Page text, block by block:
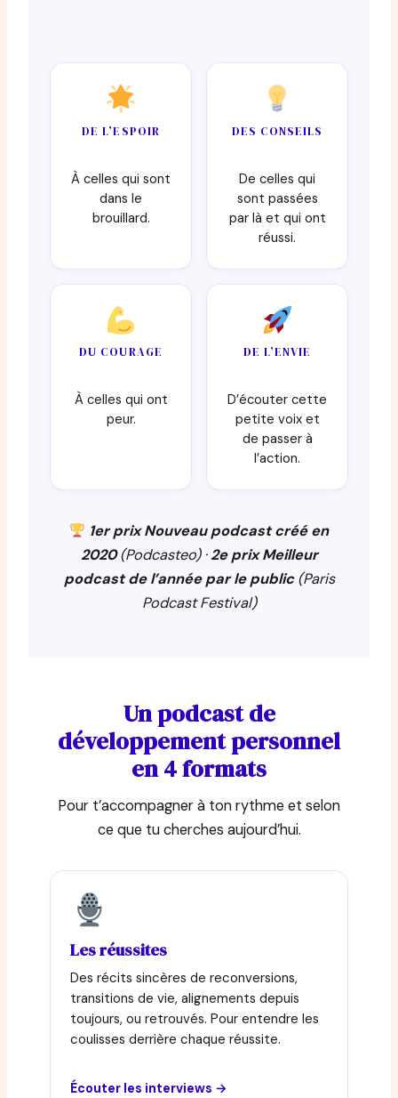
DE L’ESPOIR
À celles qui sont
dans le
brouillard.
DES CONSEILS
De celles qui
sont passées
par là et qui ont
réussi.
DU COURAGE
À celles qui ont
peur.
DE L’ENVIE
D’écouter cette
petite voix et
de passer à
l’action.
1er prix Nouveau podcast créé en
2020(Podcasteo) ·2e prix Meilleur
podcast de l’année par le public(Paris
Podcast Festival)
Un podcast de
développement personnel
en 4 formats
Pour t’accompagner à ton rythme et selon
ce que tu cherches aujourd’hui.
Les réussites
Des récits sincères de reconversions,
transitions de vie, alignements depuis
toujours, ou retrouvés. Pour entendre les
coulisses derrière chaque réussite.
Écouter les interviews →